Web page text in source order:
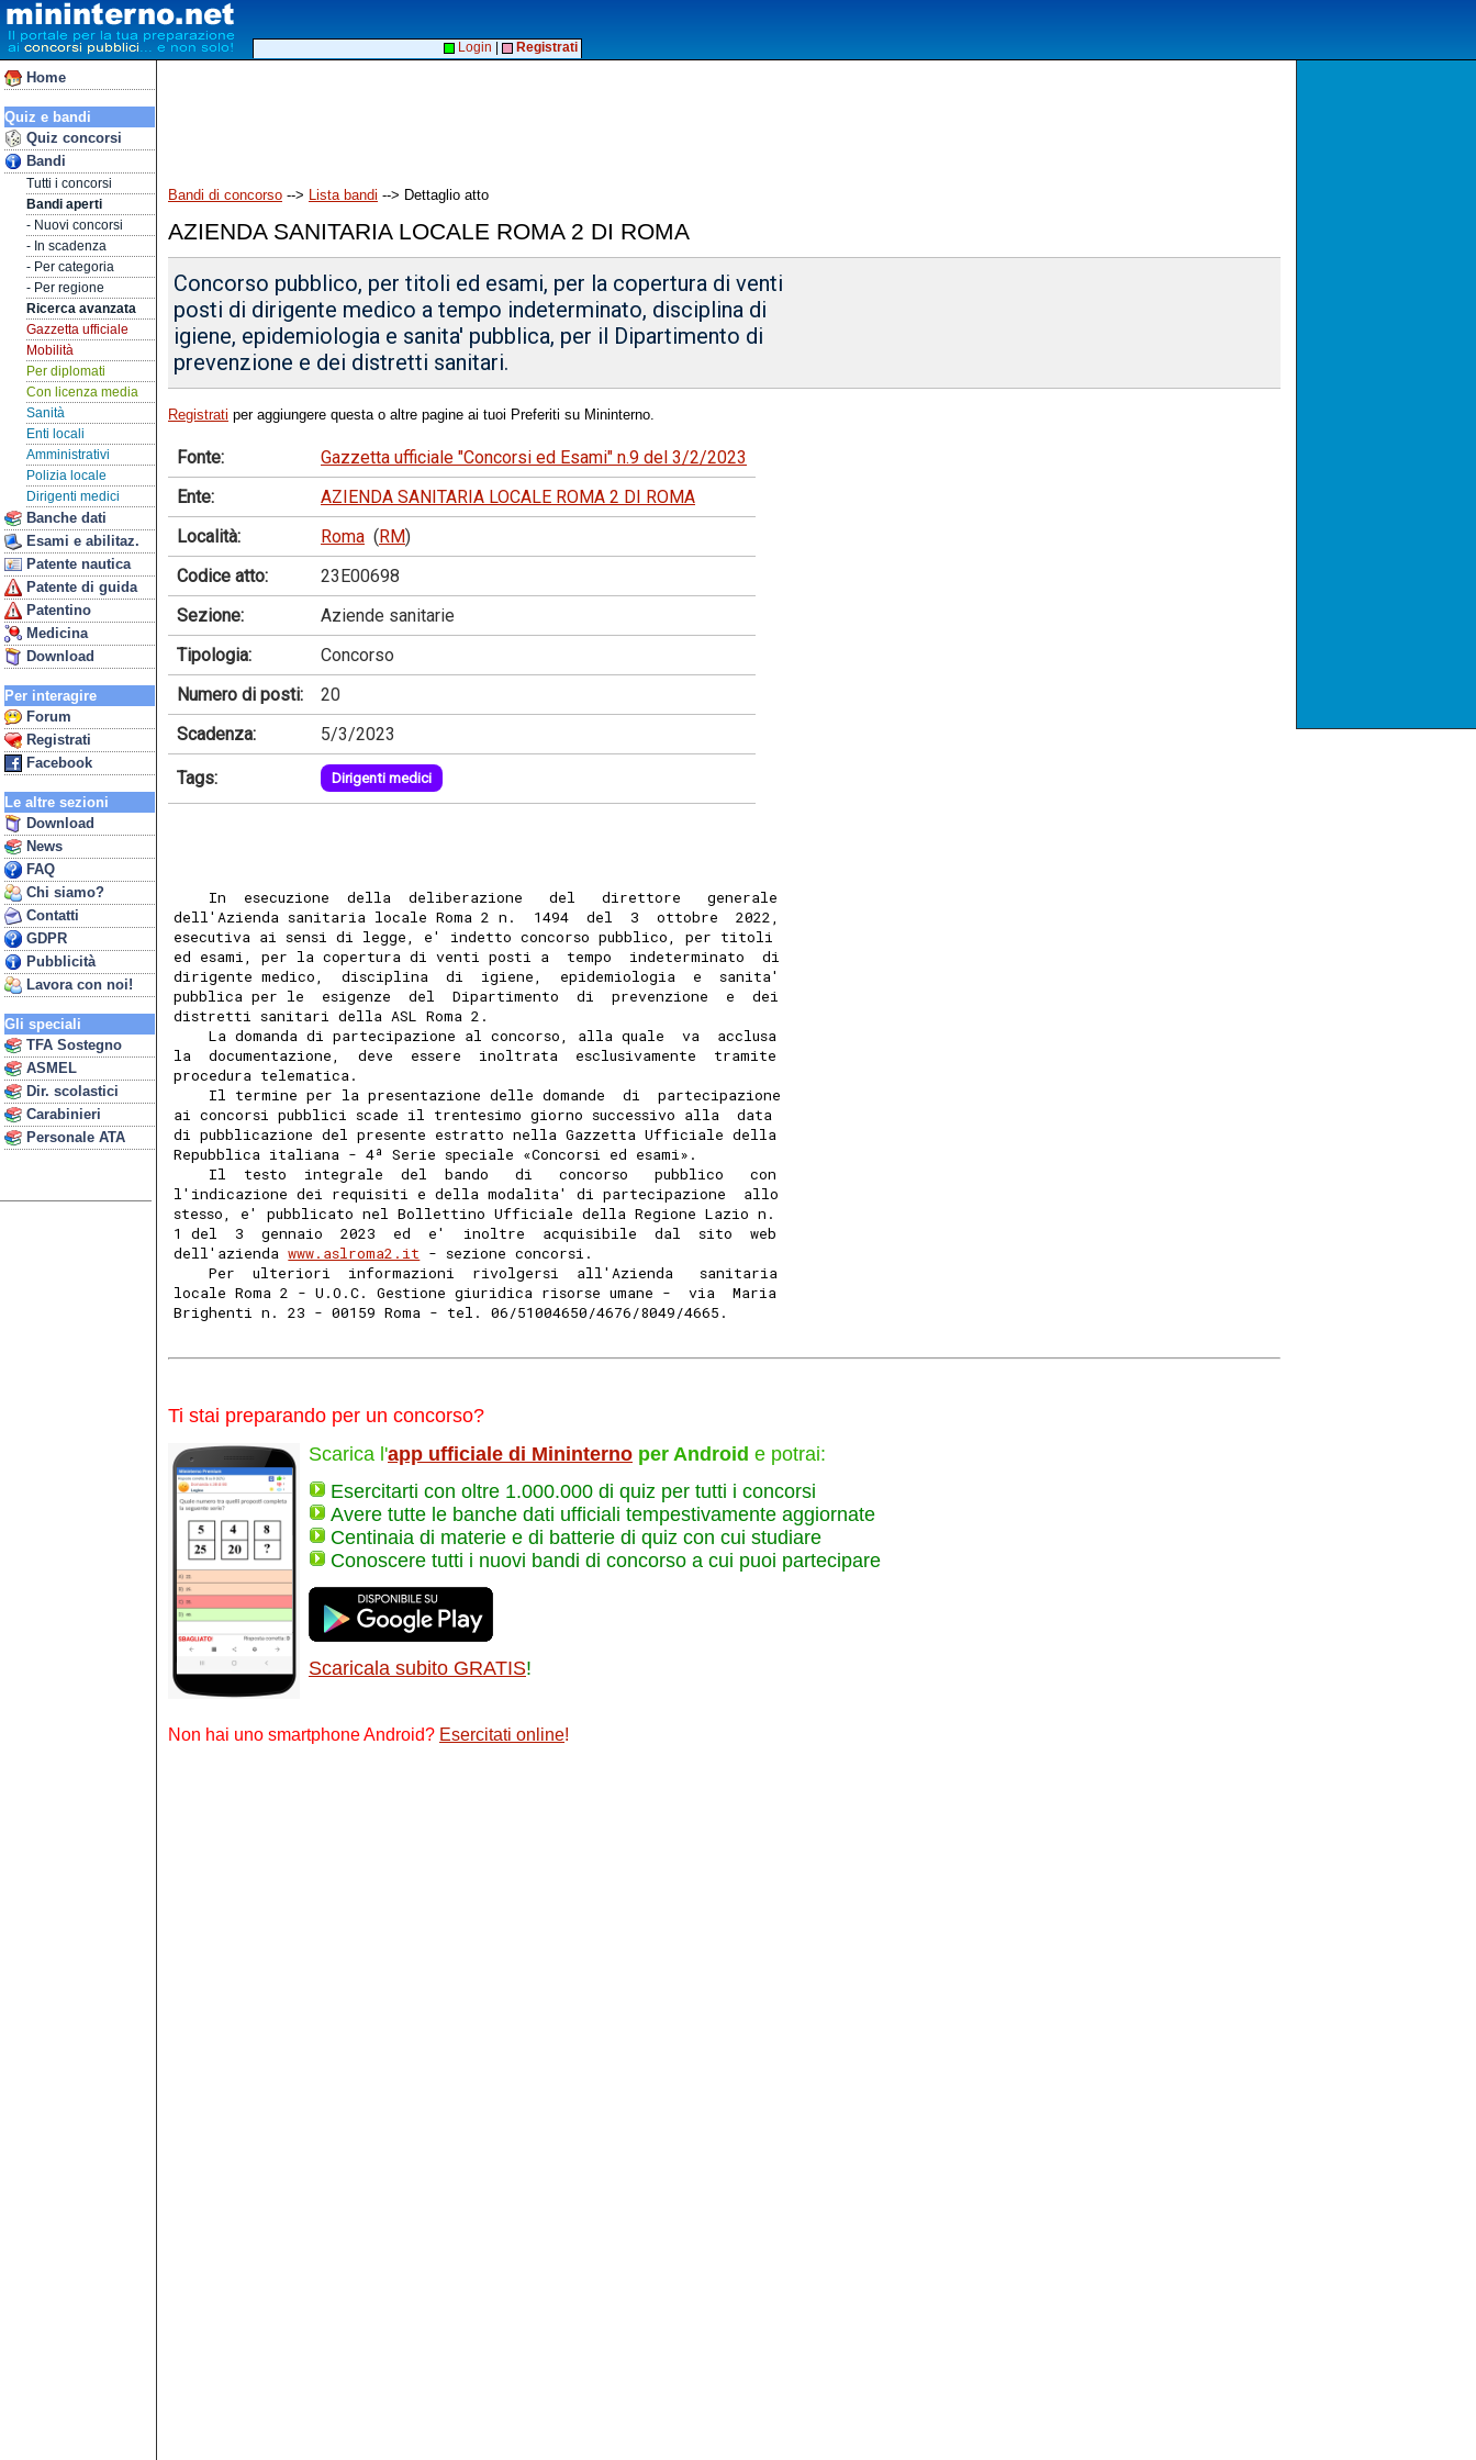
Home
Quiz e bandi
Quiz concorsi
Bandi
Tutti i concorsi
Bandi aperti
- Nuovi concorsi
- In scadenza
- Per categoria
- Per regione
Ricerca avanzata
Gazzetta ufficiale
Mobilità
Per diplomati
Con licenza media
Sanità
Enti locali
Amministrativi
Polizia locale
Dirigenti medici
Banche dati
Esami e abilitaz.
Patente nautica
Patente di guida
Patentino
Medicina
Download
Per interagire
Forum
Registrati
Facebook
Le altre sezioni
Download
News
FAQ
Chi siamo?
Contatti
GDPR
Pubblicità
Lavora con noi!
Gli speciali
TFA Sostegno
ASMEL
Dir. scolastici
Carabinieri
Personale ATA
Login Registrati
Bandi di concorso --> Lista bandi --> Dettaglio atto
AZIENDA SANITARIA LOCALE ROMA 2 DI ROMA
Concorso pubblico, per titoli ed esami, per la copertura di venti
posti di dirigente medico a tempo indeterminato, disciplina di
igiene, epidemiologia e sanita' pubblica, per il Dipartimento di
prevenzione e dei distretti sanitari.
Registrati per aggiungere questa o altre pagine ai tuoi Preferiti su Mininterno.
Fonte:
Gazzetta ufficiale "Concorsi ed Esami" n.9 del 3/2/2023
Ente:
AZIENDA SANITARIA LOCALE ROMA 2 DI ROMA
Località:
Roma (RM)
Codice atto:
23E00698
Sezione:
Aziende sanitarie
Tipologia:
Concorso
Numero di posti:
20
Scadenza:
5/3/2023
Tags: Dirigenti medici
    In  esecuzione  della  deliberazione   del   direttore   generale
dell'Azienda sanitaria locale Roma 2 n.  1494  del  3  ottobre  2022,
esecutiva ai sensi di legge, e' indetto concorso pubblico, per titoli
ed esami, per la copertura di venti posti a  tempo  indeterminato  di
dirigente medico,  disciplina  di  igiene,  epidemiologia  e  sanita'
pubblica per le  esigenze  del  Dipartimento  di  prevenzione  e  dei
distretti sanitari della ASL Roma 2.
    La domanda di partecipazione al concorso, alla quale  va  acclusa
la  documentazione,  deve  essere  inoltrata  esclusivamente  tramite
procedura telematica.
    Il termine per la presentazione delle domande  di  partecipazione
ai concorsi pubblici scade il trentesimo giorno successivo alla  data
di pubblicazione del presente estratto nella Gazzetta Ufficiale della
Repubblica italiana - 4ª Serie speciale «Concorsi ed esami».
    Il  testo  integrale  del  bando   di   concorso   pubblico   con
l'indicazione dei requisiti e della modalita' di partecipazione  allo
stesso, e' pubblicato nel Bollettino Ufficiale della Regione Lazio n.
1 del  3  gennaio  2023  ed  e'  inoltre  acquisibile  dal  sito  web
dell'azienda www.aslroma2.it - sezione concorsi.
    Per  ulteriori  informazioni  rivolgersi  all'Azienda   sanitaria
locale Roma 2 - U.O.C. Gestione giuridica risorse umane -  via  Maria
Brighenti n. 23 - 00159 Roma - tel. 06/51004650/4676/8049/4665.
Ti stai preparando per un concorso?
Scarica l'app ufficiale di Mininterno per Android e potrai:
Esercitarti con oltre 1.000.000 di quiz per tutti i concorsi
Avere tutte le banche dati ufficiali tempestivamente aggiornate
Centinaia di materie e di batterie di quiz con cui studiare
Conoscere tutti i nuovi bandi di concorso a cui puoi partecipare
Scaricala subito GRATIS!
Non hai uno smartphone Android? Esercitati online!